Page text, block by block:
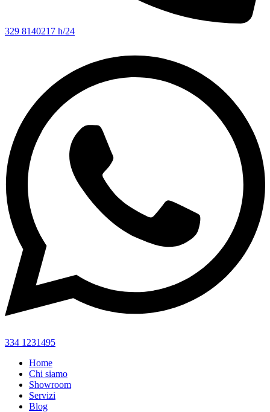
329 8140217 h/24
334 1231495
Home
Chi siamo
Showroom
Servizi
Blog